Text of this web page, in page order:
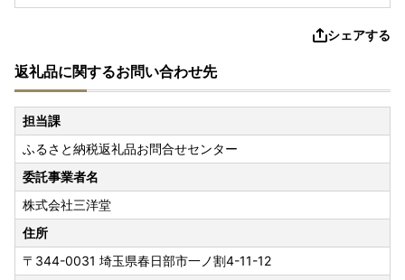
シェアする
返礼品に関するお問い合わせ先
担当課
ふるさと納税返礼品お問合せセンター
委託事業者名
株式会社三洋堂
住所
〒344-0031 埼玉県春日部市一ノ割4-11-12